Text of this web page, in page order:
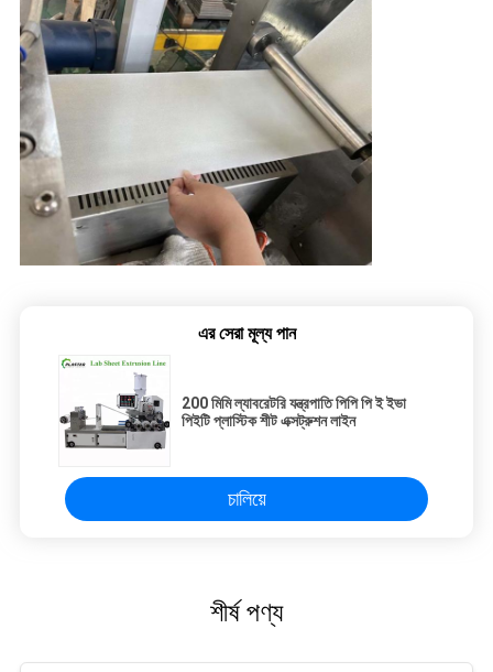
এর সেরা মূল্য পান
200 মিমি ল্যাবরেটরি যন্ত্রপাতি পিপি পি ই ইভা
পিইটি প্লাস্টিক শীট এক্সট্রুশন লাইন
চালিয়ে
শীর্ষ পণ্য